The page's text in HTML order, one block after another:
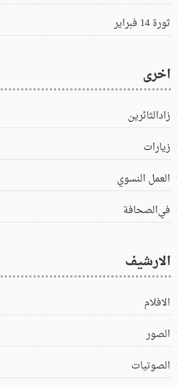
ثورة 14 فبراير
اخرى
زادالثائرين
زيارات
العمل النسوي
في‌الصحافة
الارشيف
الافلام
الصور
الصوتيات